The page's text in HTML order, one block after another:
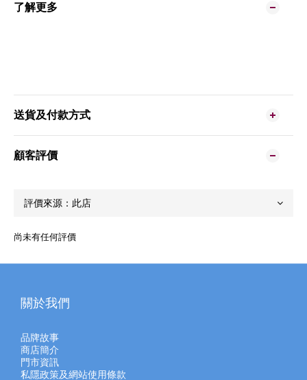
了解更多
送貨及付款方式
顧客評價
尚未有任何評價
關於我們
品牌故事
商店簡介
門市資訊
私隱政策及網站使用條款